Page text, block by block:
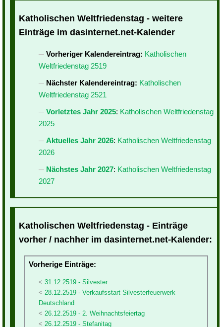
Katholischen Weltfriedenstag - weitere
Einträge im dasinternet.net-Kalender
Vorheriger Kalendereintrag: Katholischen
Weltfriedenstag 2519
Nächster Kalendereintrag: Katholischen
Weltfriedenstag 2521
Vorletztes Jahr 2025: Katholischen Weltfriedenstag
2025
Aktuelles Jahr 2026: Katholischen Weltfriedenstag
2026
Nächstes Jahr 2027: Katholischen Weltfriedenstag
2027
Katholischen Weltfriedenstag - Einträge
vorher / nachher im dasinternet.net-Kalender:
Vorherige Einträge:
31.12.2519 - Silvester
28.12.2519 - Verkaufsstart Silvesterfeuerwerk
Deutschland
26.12.2519 - 2. Weihnachtsfeiertag
26.12.2519 - Stefanitag